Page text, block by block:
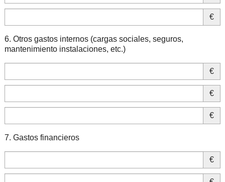
€
6. Otros gastos internos (cargas sociales, seguros,
mantenimiento instalaciones, etc.)
€
€
€
7. Gastos financieros
€